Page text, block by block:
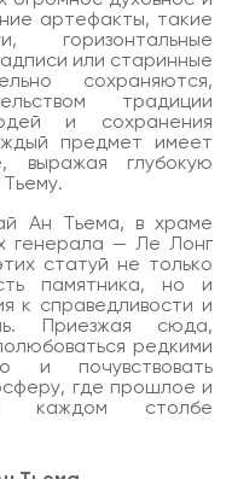
артефакты, такие
горизонтальные
или старинные
сохраняются,
традиции
и сохранения
предмет имеет
выражая глубокую
Ан Тьема, в храме
генерала — Ле Лонг
статуй не только
памятника, но и
к справедливости и
Приезжая сюда,
редкими
и почувствовать
где прошлое и
каждом столбе